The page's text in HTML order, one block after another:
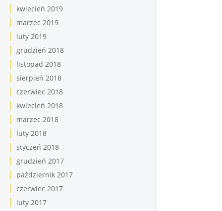
kwiecień 2019
marzec 2019
luty 2019
grudzień 2018
listopad 2018
sierpień 2018
czerwiec 2018
kwiecień 2018
marzec 2018
luty 2018
styczeń 2018
grudzień 2017
październik 2017
czerwiec 2017
luty 2017